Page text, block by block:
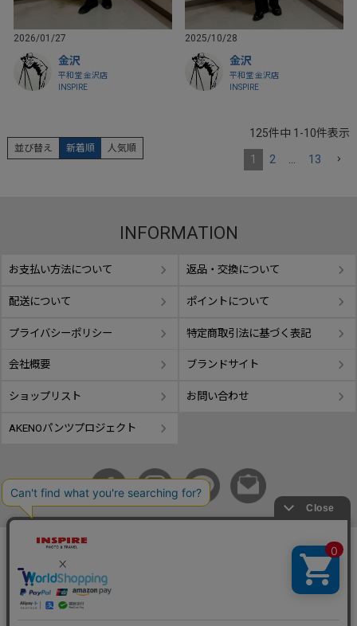
2026/01/27
金沢
平和堂 金沢店
INSPIRE
2025/10/28
金沢
平和堂 金沢店
INSPIRE
並び替え 新着順 人気順
125件中 1 -10件表示
1 2 … 13
INFORMATION
お支払い方法について 返品・交換について
配送について ポイントについて
プライバシーポリシー 特定商取引法に基づく表記
会社概要 ブランドサイト
ショップリスト お問い合わせ
AKENOパンツプロジェクト
copyright © GIFUTAKE All rights reserved.